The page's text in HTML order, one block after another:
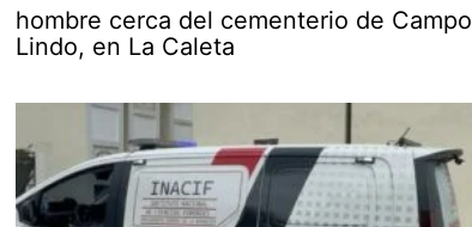
hombre cerca del cementerio de Campo
Lindo, en La Caleta